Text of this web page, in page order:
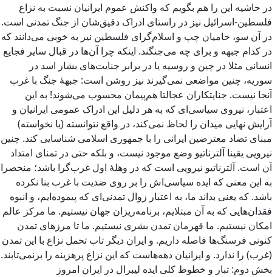
در حاشیه این را هم بگویم که واکنش عموم ایرانیان نسبت به نزاع
فلسطین-اسرائیل نیز در راستای ادراک دقیق‌شان از جنگ تمدنی است.
در آن سو، حامیان چپ و اسلام‌گرای فلسطین نیز به‌ خوبی می‌دانند که
در کدام جبهه و برای چه می‌جنگند. اینکه چرا آن‌ها در قبال سایر فجایع
انسانی مثلا در چین و روسیه یا در برابر جنایت‌های بشار اسد در
سوریه، چنین مواضعی نمی‌گیرند نیز روشن است: جبهۀ جنگ با غرب
آنجا نیست. جنایتکاران عجالتا هم‌پیمان محسوب می‌شوند! به این
اعتبار، نیروی سیاسی‌ای که به هر دلیل این ادراک عمومی ایرانیان و
آرایش نهایی میدان را لحاظ نمی‌کند، در واقع نتوانسته (یا نخواسته)
مبنای تضاد معترضین ایرانی را با جمهوری اسلامی شناسایی کند. چنین
نیرویی یقینا آلترناتیو وضع موجود نیست، و بلکه حتی در تمنای امتداد
آن است. آلترناتیو نیرویی است که در وهلۀ اول غرب‌گرا باشد؛ منحصرا
به این معنی که ایده سیاسی‌اش را بر روی ضدیت با غرب بنا نکرده
باشد. که یعنی بداند ما، به اعتبار زوال تمدنی‌ای که پیموده‌ایم، و انبوه
فقدان‌هایی که به آن مبتلایم، برنامه‌ریزان جهان نیستیم. ما مرکز عالم
امکان نیستیم. ما قهرمان تمدن بشری نیستیم. ما تا مرزهای تمدن
کنونی فرسنگ‌ها فاصله داریم. و ایران دیگر تاب تحمل نزاع با این تمدن
(غرب) را ندارد. و ایرانیان دهه‌هاست که این نزاع پرهزینه را برنمی‌تابند.
بخش دوم: تبار و خطوط کلی ایده لیبرال در ایران امروز